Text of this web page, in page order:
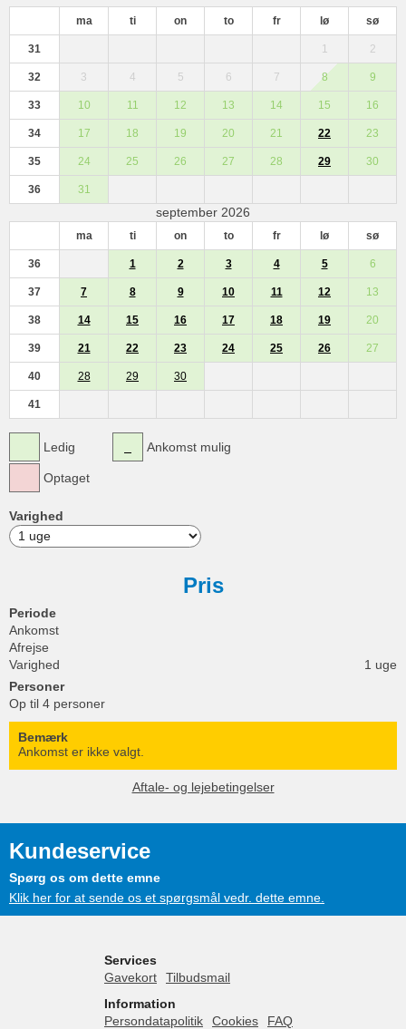
ma ti on to fr lø sø
31 1 2
32 3 4 5 6 7 8 9
33 10 11 12 13 14 15 16
34 17 18 19 20 21 22 23
35 24 25 26 27 28 29 30
36 31
september 2026
ma ti on to fr lø sø
36 1 2 3 4 5 6
37 7 8 9 10 11 12 13
38 14 15 16 17 18 19 20
39 21 22 23 24 25 26 27
40 28 29 30
41
Ledig
Optaget
Ankomst mulig
Varighed
Pris
Periode
Ankomst
Afrejse
Varighed
1 uge
Personer
Op til 4 personer
Bemærk
Ankomst er ikke valgt.
Aftale- og lejebetingelser
Kundeservice
Spørg os om dette emne
Klik her for at sende os et spørgsmål vedr. dette emne.
Services
Gavekort
Tilbudsmail
Information
Persondatapolitik
Cookies FAQ